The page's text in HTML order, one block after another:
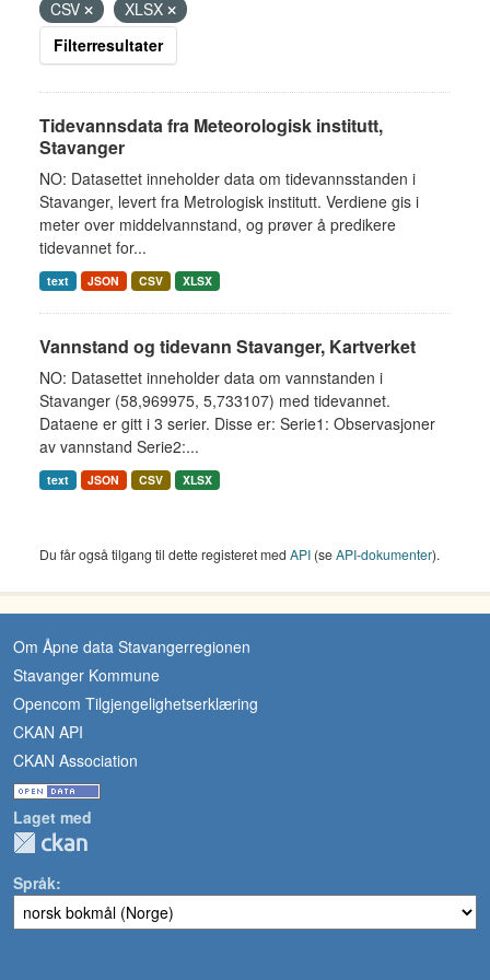
CSV
XLSX
Filterresultater
Tidevannsdata fra Meteorologisk institutt,
Stavanger
NO: Datasettet inneholder data om tidevannsstanden i
Stavanger, levert fra Metrologisk institutt. Verdiene gis i
meter over middelvannstand, og prøver å predikere
tidevannet for...
text JSON CSV XLSX
Vannstand og tidevann Stavanger, Kartverket
NO: Datasettet inneholder data om vannstanden i
Stavanger (58,969975, 5,733107) med tidevannet.
Dataene er gitt i 3 serier. Disse er: Serie1: Observasjoner
av vannstand Serie2:...
text JSON CSV XLSX
Du får også tilgang til dette registeret med API (seAPI-dokumenter).
Om Åpne data Stavangerregionen
Stavanger Kommune
Opencom Tilgjengelighetserklæring
CKAN API
CKAN Association
Laget med
Språk